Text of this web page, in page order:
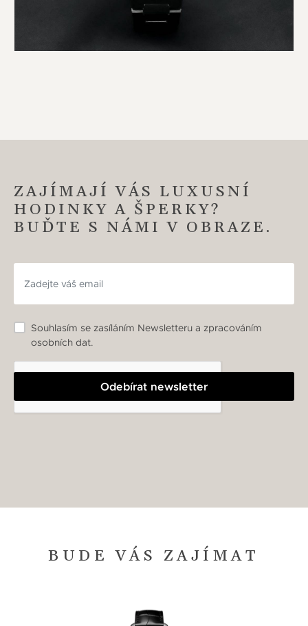
ZAJÍMAJÍ VÁS LUXUSNÍ
HODINKY A ŠPERKY?
BUĎTE S NÁMI V OBRAZE.
Odebírat newsletter
Souhlasím se zasíláním Newsletteru a zpracováním
osobních dat.
BUDE VÁS ZAJÍMAT